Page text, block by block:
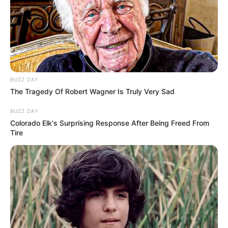
A Polícia Civil do Estado de São Paulo, por intermédio da 2ª
Delegacia de Investigações sobre Entorpecentes (2ª
DISE), unidade especializada da DEIC/DEINTER 8, com
sede em Presidente Prudente, realizou uma operação que
resultou na apreensão de 1.537,83 kg de maconha. A droga
BUZZ DAY
The Tragedy Of Robert Wagner Is Truly Very Sad
BUZZ DAY
Colorado Elk's Surprising Response After Being Freed From
Tire